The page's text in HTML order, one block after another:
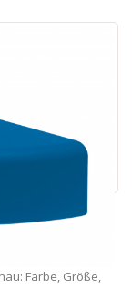
Farbe, Größe,